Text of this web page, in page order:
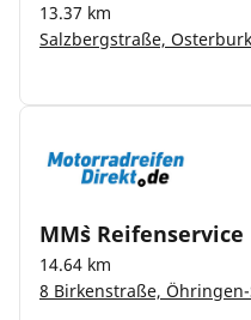
13.37 km
Salzbergstraße,
MM`s Reifenservice
14.64 km
8 Birkenstraße,